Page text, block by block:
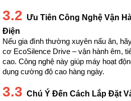
3.2 Ưu Tiên Công Nghệ Vận
Điện
Nếu gia đình thường xuyên nấu ăn,
cơ EcoSilence Drive – vận hành êm,
cao. Công nghệ này giúp máy hoạt
dụng cường độ cao hàng ngày.
3.3 Chú Ý Đến Cách Lắp Đặt